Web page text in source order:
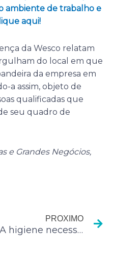
ambiente de trabalho e
aqui!
da Wesco relatam
do local em que
da empresa em
a assim, objeto de
qualificadas que
seu quadro de
e Grandes Negócios,
PROXIMO
A higiene necessária para o sucesso de sua empresa